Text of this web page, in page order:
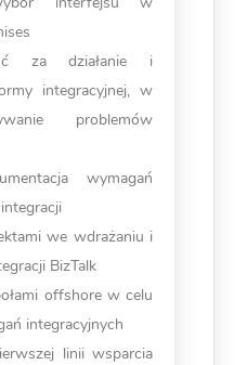
za działanie i
integracyjnej, w
problemów
wymagań
we wdrażaniu i
BizTalk
offshore w celu
integracyjnych
linii wsparcia